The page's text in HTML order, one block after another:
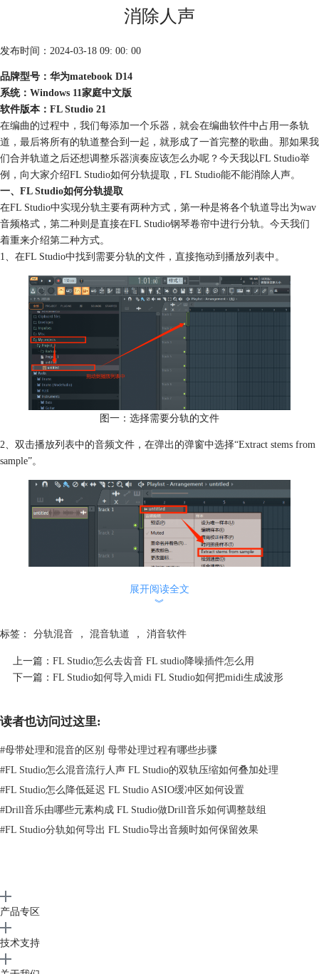
消除人声
发布时间：2024-03-18 09: 00: 00
品牌型号：华为matebook D14
系统：Windows 11家庭中文版
软件版本：FL Studio 21
在编曲的过程中，我们每添加一个乐器，就会在编曲软件中占用一条轨
道，最后将所有的轨道整合到一起，就形成了一首完整的歌曲。那如果我
们合并轨道之后还想调整乐器演奏应该怎么办呢？今天我以FL Studio举
例，向大家介绍FL Studio如何分轨提取，FL Studio能不能消除人声。
一、FL Studio如何分轨提取
在FL Studio中实现分轨主要有两种方式，第一种是将各个轨道导出为wav
音频格式，第二种则是直接在FL Studio钢琴卷帘中进行分轨。今天我们
着重来介绍第二种方式。
1、在FL Studio中找到需要分轨的文件，直接拖动到播放列表中。
图一：选择需要分轨的文件
2、双击播放列表中的音频文件，在弹出的弹窗中选择“Extract stems from
sample”。
图二：选择“Extract stems from sample”选项
展开阅读全文
︾
标签： 分轨混音 ， 混音轨道 ， 消音软件
上一篇： FL Studio怎么去齿音 FL studio降噪插件怎么用
下一篇： FL Studio如何导入midi FL Studio如何把midi生成波形
读者也访问过这里:
#母带处理和混音的区别 母带处理过程有哪些步骤
#FL Studio怎么混音流行人声 FL Studio的双轨压缩如何叠加处理
#FL Studio怎么降低延迟 FL Studio ASIO缓冲区如何设置
#Drill音乐由哪些元素构成 FL Studio做Drill音乐如何调整鼓组
#FL Studio分轨如何导出 FL Studio导出音频时如何保留效果
产品专区
技术支持